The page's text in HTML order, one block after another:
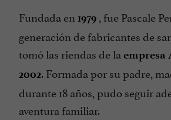
Fundada en 1979 , fue Pascale
generación de fabricantes de
tomó las riendas de la empresa
2002. Formada por su padre,
durante 18 años, pudo seguir
aventura familiar.